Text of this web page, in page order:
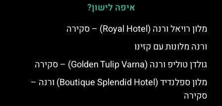
איפה לישון?
מלון רויאל ורנה (Royal Hotel) – סקירה
ורנה מלונות עם קזינו
גולדן טוליפ ורנה (Golden Tulip Varna) – סקירה
מלון ספלנדיד (Boutique Splendid Hotel) ורנה –
סקירה